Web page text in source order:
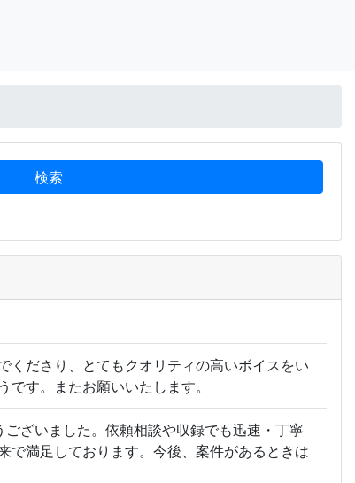
くださり、とてもクオリティの高いボイスをい
す。またお願いいたします。
ざいました。依頼相談や収録でも迅速・丁寧
で満足しております。今後、案件があるときは